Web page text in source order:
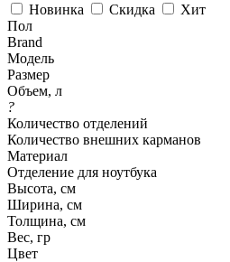
Новинка
Скидка
Хит
Пол
Brand
Модель
Размер
Объем, л
?
Количество отделений
Количество внешних карманов
Материал
Отделение для ноутбука
Высота, см
Ширина, см
Толщина, см
Вес, гр
Цвет